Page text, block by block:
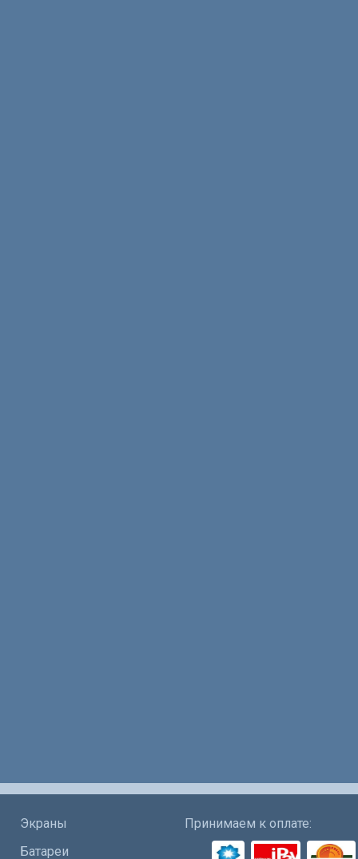
Экраны
Батареи
Принимаем к оплате: